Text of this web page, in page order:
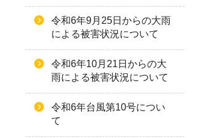
令和6年9月25日からの大雨
による被害状況について
令和6年10月21日からの大
雨による被害状況について
令和6年台風第10号につい
て